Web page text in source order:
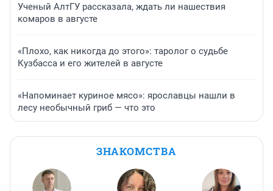
Ученый АлтГУ рассказала, ждать ли нашествия
комаров в августе
«Плохо, как никогда до этого»: таролог о судьбе
Кузбасса и его жителей в августе
«Напоминает куриное мясо»: ярославцы нашли в
лесу необычный гриб — что это
ЗНАКОМСТВА